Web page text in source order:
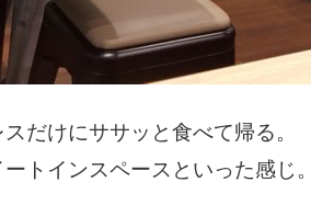
だけにササッと食べて帰る。
ートインスペースといった感じ